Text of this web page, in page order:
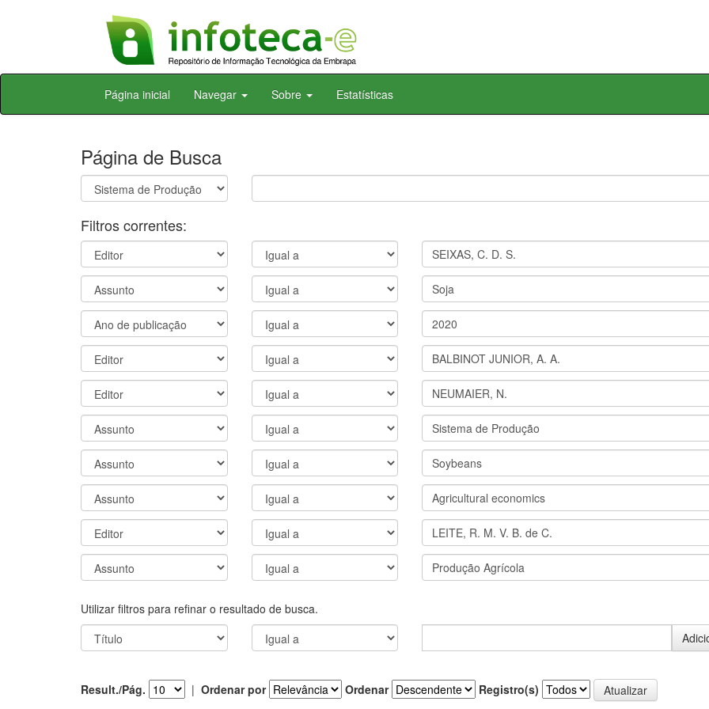
Skip
Página inicial Navegar Sobre Estatísticas
Página de Busca
Filtros correntes:
Utilizar filtros para refinar o resultado de busca.
Result./Pág. | Ordenar por Ordenar Registro(s)